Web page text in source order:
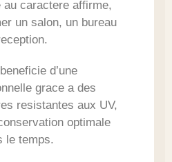
au caractere affirme,
un salon, un bureau
d’une
grace a des
resistantes aux UV,
optimale
le temps.